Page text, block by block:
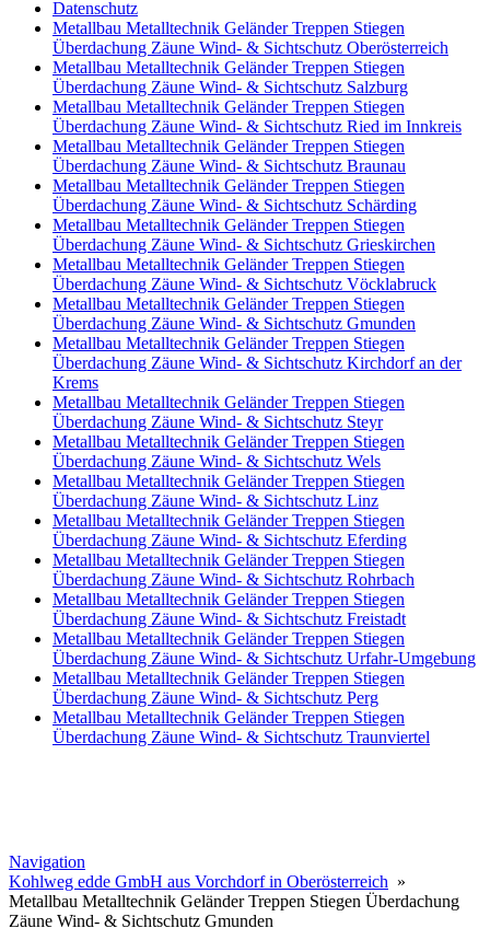
Datenschutz
Metallbau Metalltechnik Geländer Treppen Stiegen
Überdachung Zäune Wind- & Sichtschutz Oberösterreich
Metallbau Metalltechnik Geländer Treppen Stiegen
Überdachung Zäune Wind- & Sichtschutz Salzburg
Metallbau Metalltechnik Geländer Treppen Stiegen
Überdachung Zäune Wind- & Sichtschutz Ried im Innkreis
Metallbau Metalltechnik Geländer Treppen Stiegen
Überdachung Zäune Wind- & Sichtschutz Braunau
Metallbau Metalltechnik Geländer Treppen Stiegen
Überdachung Zäune Wind- & Sichtschutz Schärding
Metallbau Metalltechnik Geländer Treppen Stiegen
Überdachung Zäune Wind- & Sichtschutz Grieskirchen
Metallbau Metalltechnik Geländer Treppen Stiegen
Überdachung Zäune Wind- & Sichtschutz Vöcklabruck
Metallbau Metalltechnik Geländer Treppen Stiegen
Überdachung Zäune Wind- & Sichtschutz Gmunden
Metallbau Metalltechnik Geländer Treppen Stiegen
Überdachung Zäune Wind- & Sichtschutz Kirchdorf an der
Krems
Metallbau Metalltechnik Geländer Treppen Stiegen
Überdachung Zäune Wind- & Sichtschutz Steyr
Metallbau Metalltechnik Geländer Treppen Stiegen
Überdachung Zäune Wind- & Sichtschutz Wels
Metallbau Metalltechnik Geländer Treppen Stiegen
Überdachung Zäune Wind- & Sichtschutz Linz
Metallbau Metalltechnik Geländer Treppen Stiegen
Überdachung Zäune Wind- & Sichtschutz Eferding
Metallbau Metalltechnik Geländer Treppen Stiegen
Überdachung Zäune Wind- & Sichtschutz Rohrbach
Metallbau Metalltechnik Geländer Treppen Stiegen
Überdachung Zäune Wind- & Sichtschutz Freistadt
Metallbau Metalltechnik Geländer Treppen Stiegen
Überdachung Zäune Wind- & Sichtschutz Urfahr-Umgebung
Metallbau Metalltechnik Geländer Treppen Stiegen
Überdachung Zäune Wind- & Sichtschutz Perg
Metallbau Metalltechnik Geländer Treppen Stiegen
Überdachung Zäune Wind- & Sichtschutz Traunviertel
Navigation
Kohlweg edde GmbH aus Vorchdorf in Oberösterreich »
Metallbau Metalltechnik Geländer Treppen Stiegen Überdachung
Zäune Wind- & Sichtschutz Gmunden